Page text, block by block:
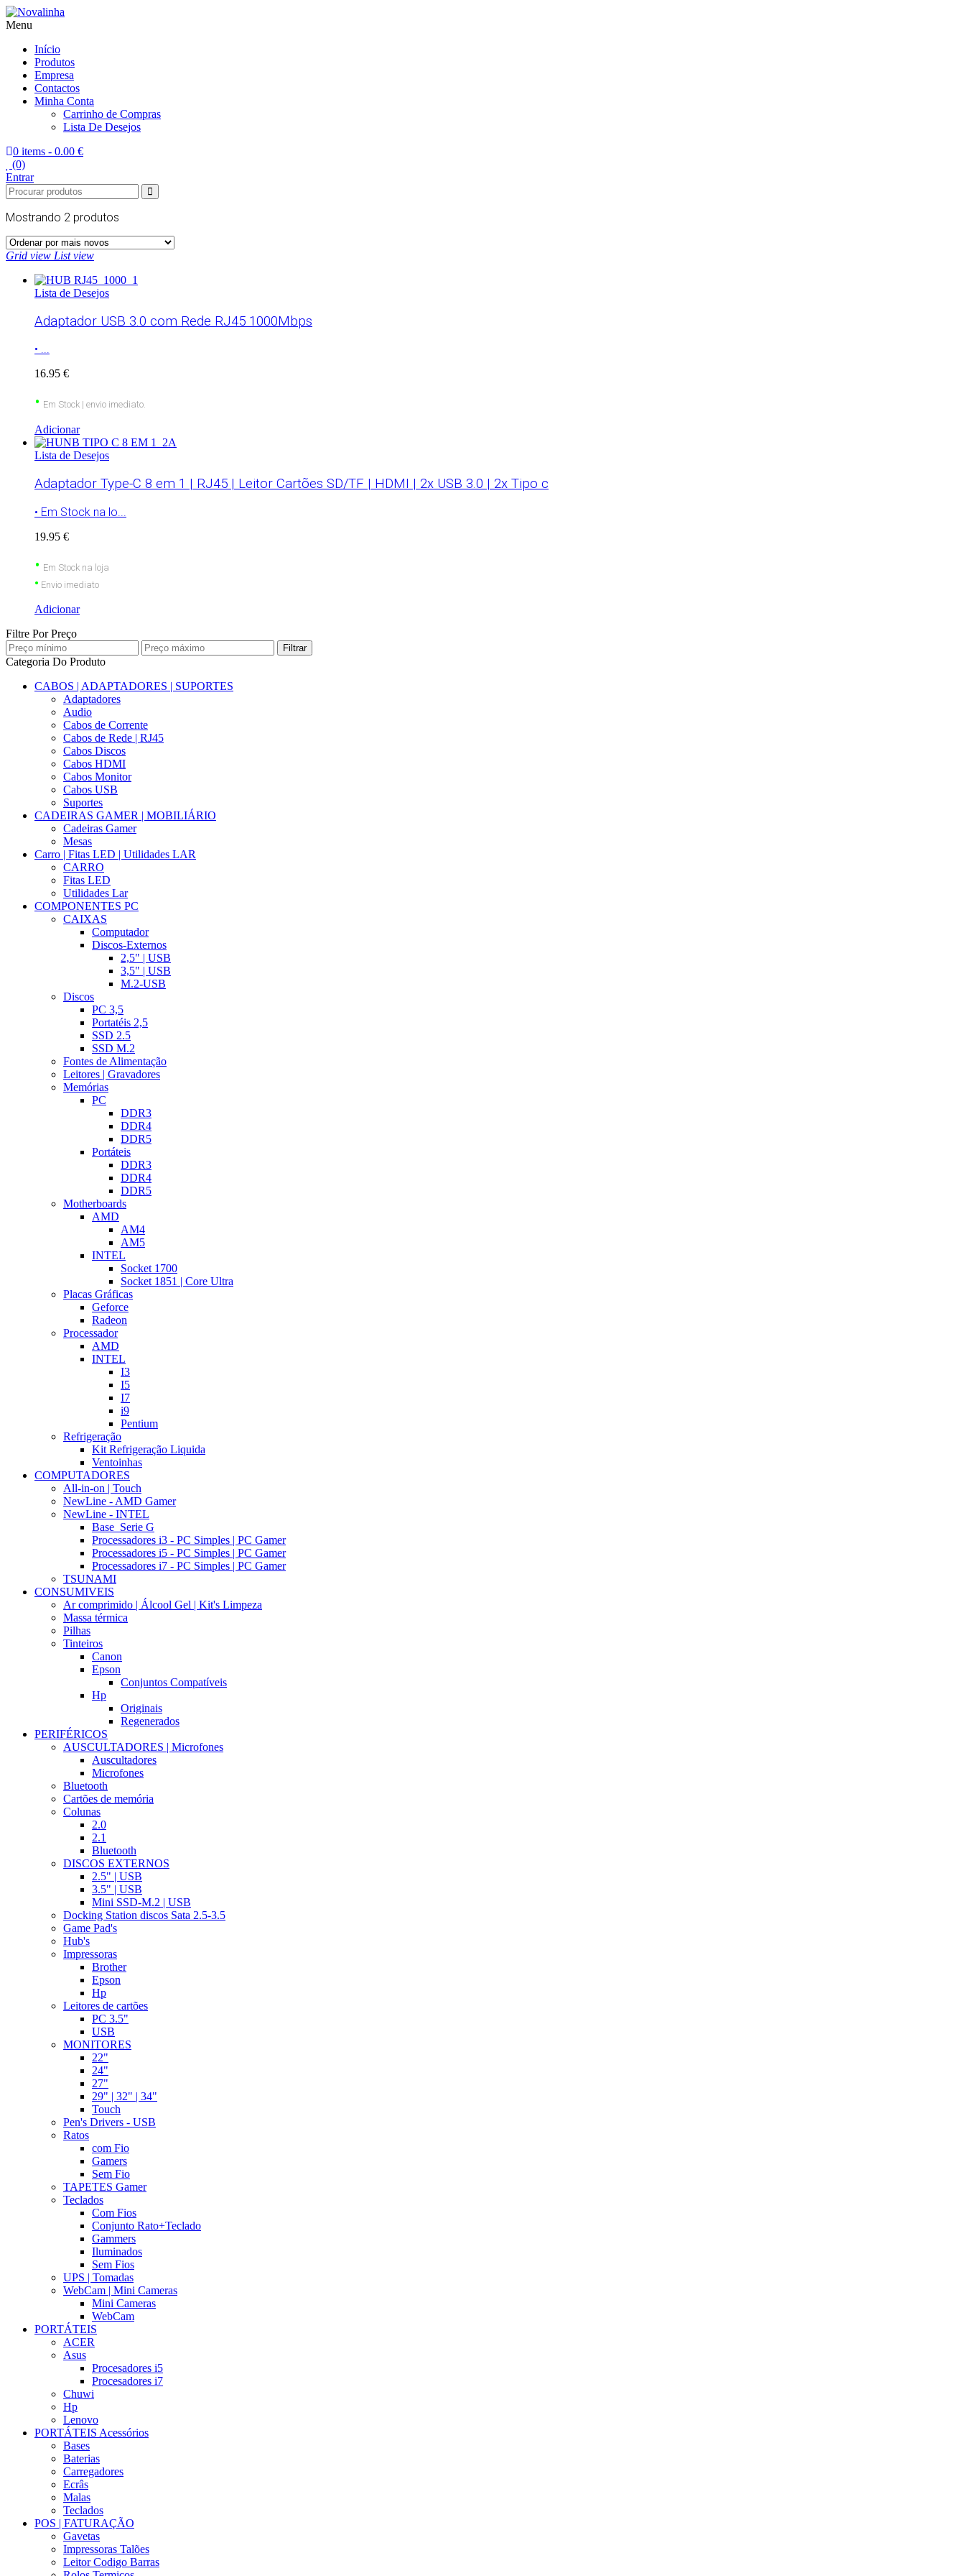
Novalinha
Informatica
Menu
Início
Produtos
Empresa
Contactos
Minha Conta
Carrinho de Compras
Lista De Desejos
0 items - 0.00 €
(0)
Entrar
Mostrando 2 produtos
Grid view List view
Lista de Desejos
Adaptador USB 3.0 com Rede RJ45 1000Mbps
• ...
16.95 €
• Em Stock | envio imediato.
Adicionar
Lista de Desejos
Adaptador Type-C 8 em 1 | RJ45 | Leitor Cartões SD/TF | HDMI | 2x USB 3.0 | 2x Tipo c
• Em Stock na lo...
19.95 €
• Em Stock na loja
• Envio imediato
Adicionar
Filtre Por Preço
Filtrar
Categoria Do Produto
CABOS | ADAPTADORES | SUPORTES
Adaptadores
Audio
Cabos de Corrente
Cabos de Rede | RJ45
Cabos Discos
Cabos HDMI
Cabos Monitor
Cabos USB
Suportes
CADEIRAS GAMER | MOBILIÁRIO
Cadeiras Gamer
Mesas
Carro | Fitas LED | Utilidades LAR
CARRO
Fitas LED
Utilidades Lar
COMPONENTES PC
CAIXAS
Computador
Discos-Externos
2,5" | USB
3,5" | USB
M.2-USB
Discos
PC 3,5
Portatéis 2,5
SSD 2.5
SSD M.2
Fontes de Alimentação
Leitores | Gravadores
Memórias
PC
DDR3
DDR4
DDR5
Portáteis
DDR3
DDR4
DDR5
Motherboards
AMD
AM4
AM5
INTEL
Socket 1700
Socket 1851 | Core Ultra
Placas Gráficas
Geforce
Radeon
Processador
AMD
INTEL
I3
I5
I7
i9
Pentium
Refrigeração
Kit Refrigeração Liquida
Ventoinhas
COMPUTADORES
All-in-on | Touch
NewLine - AMD Gamer
NewLine - INTEL
Base_Serie G
Processadores i3 - PC Simples | PC Gamer
Processadores i5 - PC Simples | PC Gamer
Processadores i7 - PC Simples | PC Gamer
TSUNAMI
CONSUMIVEIS
Ar comprimido | Álcool Gel | Kit's Limpeza
Massa térmica
Pilhas
Tinteiros
Canon
Epson
Conjuntos Compatíveis
Hp
Originais
Regenerados
PERIFÉRICOS
AUSCULTADORES | Microfones
Auscultadores
Microfones
Bluetooth
Cartões de memória
Colunas
2.0
2.1
Bluetooth
DISCOS EXTERNOS
2.5" | USB
3.5" | USB
Mini SSD-M.2 | USB
Docking Station discos Sata 2.5-3.5
Game Pad's
Hub's
Impressoras
Brother
Epson
Hp
Leitores de cartões
PC 3.5"
USB
MONITORES
22"
24"
27"
29" | 32" | 34"
Touch
Pen's Drivers - USB
Ratos
com Fio
Gamers
Sem Fio
TAPETES Gamer
Teclados
Com Fios
Conjunto Rato+Teclado
Gammers
Iluminados
Sem Fios
UPS | Tomadas
WebCam | Mini Cameras
Mini Cameras
WebCam
PORTÁTEIS
ACER
Asus
Procesadores i5
Procesadores i7
Chuwi
Hp
Lenovo
PORTÁTEIS Acessórios
Bases
Baterias
Carregadores
Ecrâs
Malas
Teclados
POS | FATURAÇÃO
Gavetas
Impressoras Talões
Leitor Codigo Barras